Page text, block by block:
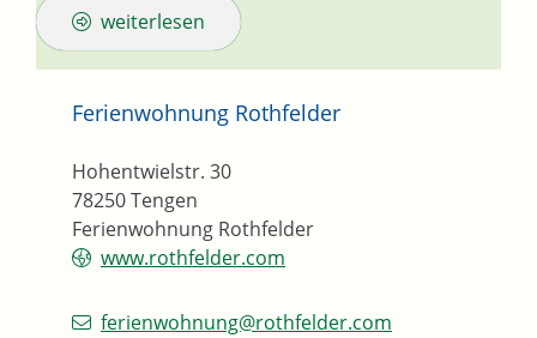
weiterlesen
Ferienwohnung Rothfelder
Ferienwohnung Rothfelder
Hohentwielstr. 30
78250Tengen
www.rothfelder.com
ferienwohnung@rothfelder.com